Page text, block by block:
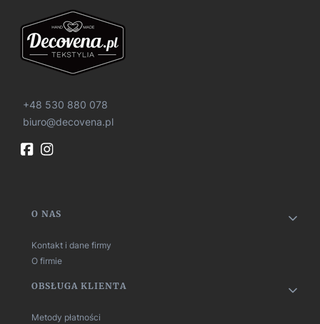
+48 530 880 078
biuro@decovena.pl
Linki w stopce
O NAS
Kontakt i dane firmy
O firmie
OBSŁUGA KLIENTA
Metody płatności